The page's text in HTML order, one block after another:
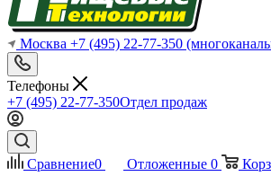
Москва +7 (495) 22-77-350
Телефоны
+7 (495) 22-77-350Отдел продаж
Сравнение0 Отложенные 0